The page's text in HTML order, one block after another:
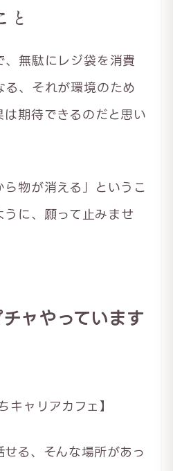
と
、無駄にレジ袋を消費
る、それが環境のため
期待できるのだと思い
物が消える」というこ
うに、願って止みませ
ャやっています
キャリアカフェ】
せる、そんな場所があっ